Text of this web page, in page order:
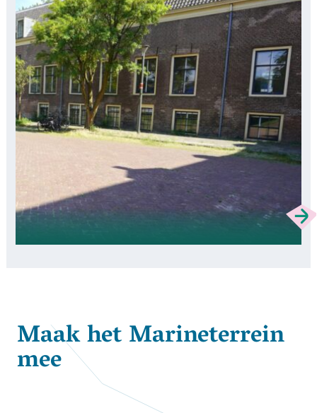
Maak het Marineterrein
mee